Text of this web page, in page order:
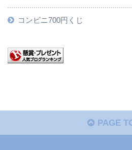
コンビニ700円くじ
PAGE